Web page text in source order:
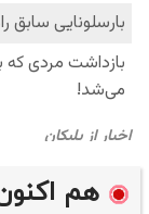
هم